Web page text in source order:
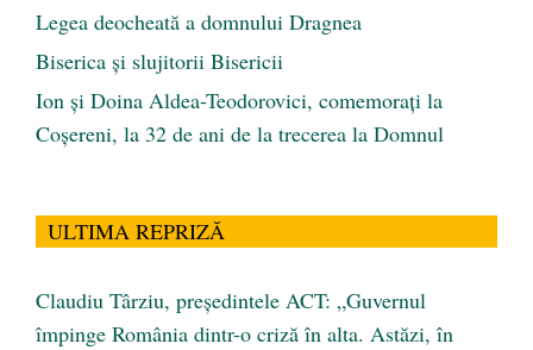
Legea deocheată a domnului Dragnea
Biserica și slujitorii Bisericii
Ion și Doina Aldea-Teodorovici, comemorați la
Coșereni, la 32 de ani de la trecerea la Domnul
ULTIMA REPRIZĂ
Claudiu Târziu, președintele ACT: „Guvernul
împinge România dintr-o criză în alta. Astăzi, în